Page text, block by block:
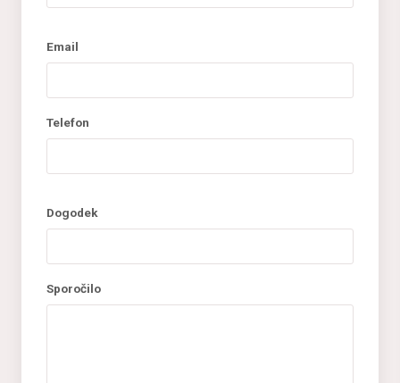
Email
Telefon
Dogodek
Sporočilo